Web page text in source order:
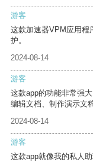
游客
这款加速器VPM应用程
护。
2024-08-14
游客
这款app的功能非常强
编辑文档、制作演示文
2024-08-14
游客
这款app就像我的私人